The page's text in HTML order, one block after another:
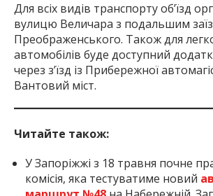
Для всіх видів транспорту об’їзд
вулицю Величара з подальшим
Преображенського. Також для
автомобілів буде доступний
через з’їзд із Прибережної
Вантовий міст.
Читайте також:
У Запоріжжі з 18 травня почне
комісія, яка тестуватиме новий